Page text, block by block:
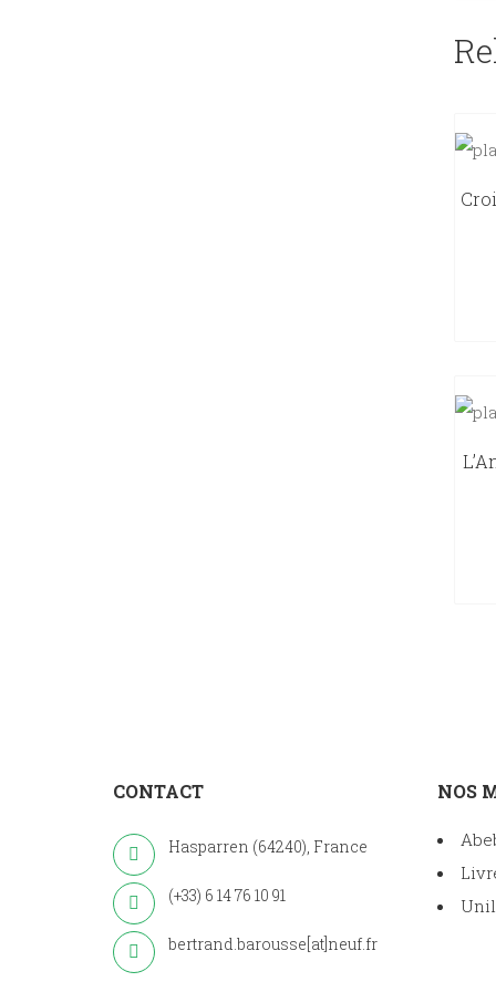
CONTACT
Hasparren (64240), France
(+33) 6 14 76 10 91
bertrand.barousse[at]neuf.fr
NOS